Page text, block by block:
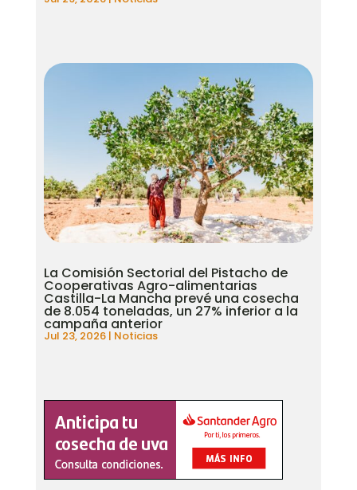
La Comisión Sectorial del Pistacho de
Cooperativas Agro-alimentarias
Castilla-La Mancha prevé una cosecha
de 8.054 toneladas, un 27% inferior a la
campaña anterior
Jul 23, 2026| Noticias